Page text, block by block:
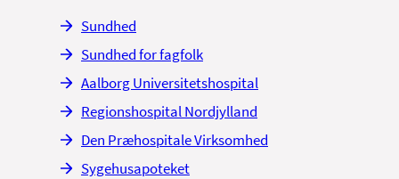
Sundhed
Sundhed for fagfolk
Aalborg Universitetshospital
Regionshospital Nordjylland
Den Præhospitale Virksomhed
Sygehusapoteket